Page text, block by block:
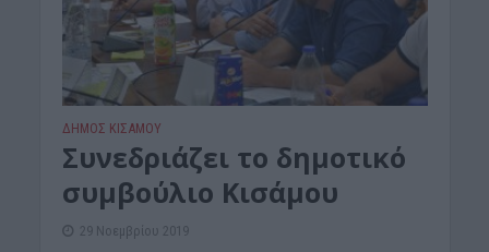
ΔΉΜΟΣ ΚΙΣΆΜΟΥ
Συνεδριάζει το δημοτικό
συμβούλιο Κισάμου
29 Νοεμβρίου 2019